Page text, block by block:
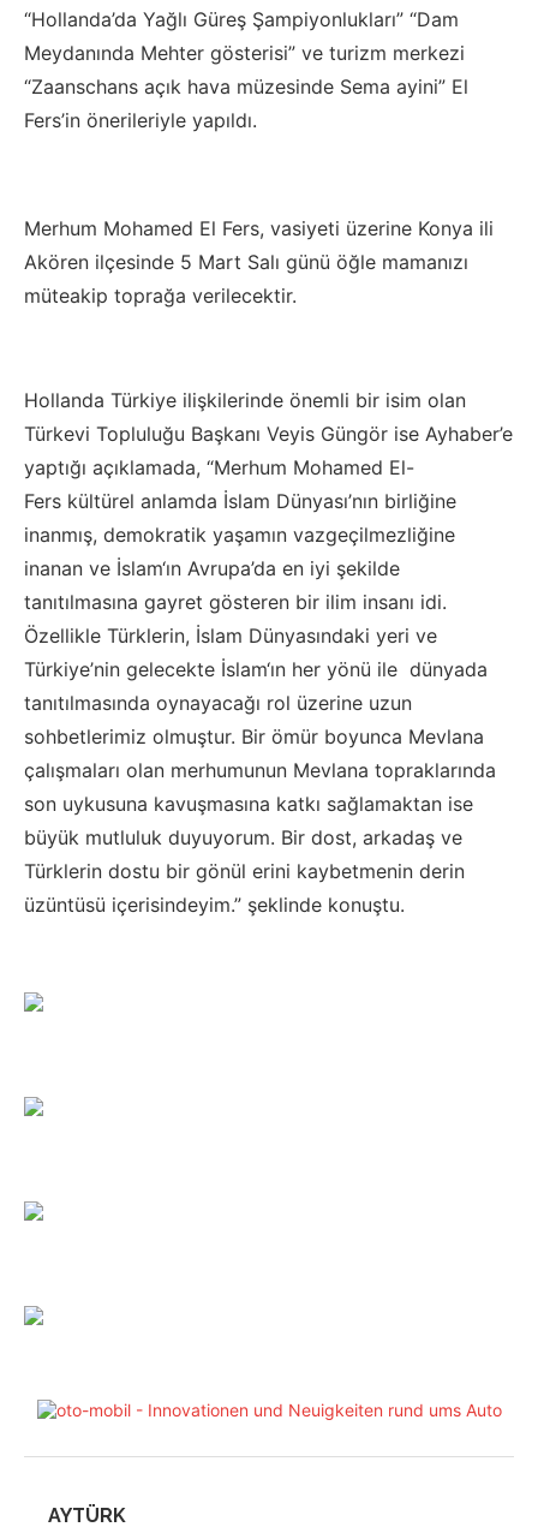
“Hollanda’da Yağlı Güreş Şampiyonlukları” “Dam
Meydanında Mehter gösterisi” ve turizm merkezi
“Zaanschans açık hava müzesinde Sema ayini” El
Fers’in önerileriyle yapıldı.
Merhum Mohamed El Fers, vasiyeti üzerine Konya ili
Akören ilçesinde 5 Mart Salı günü öğle mamanızı
müteakip toprağa verilecektir.
Hollanda Türkiye ilişkilerinde önemli bir isim olan
Türkevi Topluluğu Başkanı Veyis Güngör ise Ayhaber’e
yaptığı açıklamada, “Merhum Mohamed El-
Fers kültürel anlamda İslam Dünyası’nın birliğine
inanmış, demokratik yaşamın vazgeçilmezliğine
inanan ve İslam‘ın Avrupa’da en iyi şekilde
tanıtılmasına gayret gösteren bir ilim insanı idi.
Özellikle Türklerin, İslam Dünyasındaki yeri ve
Türkiye’nin gelecekte İslam‘ın her yönü ile dünyada
tanıtılmasında oynayacağı rol üzerine uzun
sohbetlerimiz olmuştur. Bir ömür boyunca Mevlana
çalışmaları olan merhumunun Mevlana topraklarında
son uykusuna kavuşmasına katkı sağlamaktan ise
büyük mutluluk duyuyorum. Bir dost, arkadaş ve
Türklerin dostu bir gönül erini kaybetmenin derin
üzüntüsü içerisindeyim.” şeklinde konuştu.
AYTÜRK